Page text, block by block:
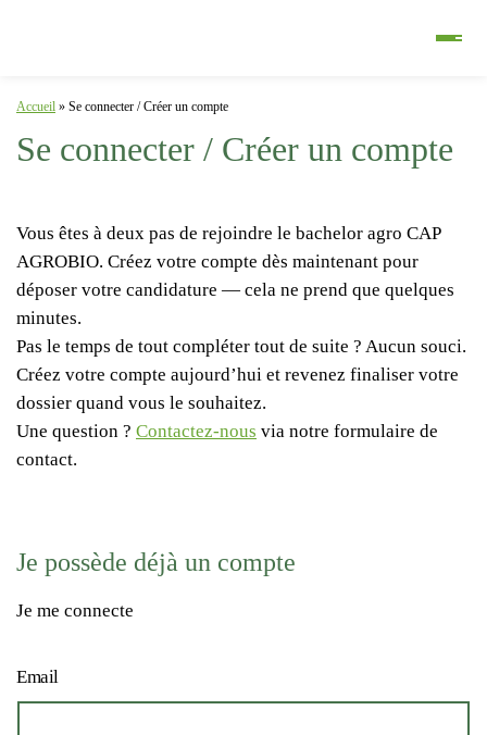
Accueil » Se connecter / Créer un compte
Se connecter / Créer un compte
Vous êtes à deux pas de rejoindre le bachelor agro CAP
AGROBIO. Créez votre compte dès maintenant pour
déposer votre candidature — cela ne prend que quelques
minutes.
Pas le temps de tout compléter tout de suite ? Aucun souci.
Créez votre compte aujourd’hui et revenez finaliser votre
dossier quand vous le souhaitez.
Une question ? Contactez-nous via notre formulaire de
contact.
Je possède déjà un compte
Je me connecte
Email